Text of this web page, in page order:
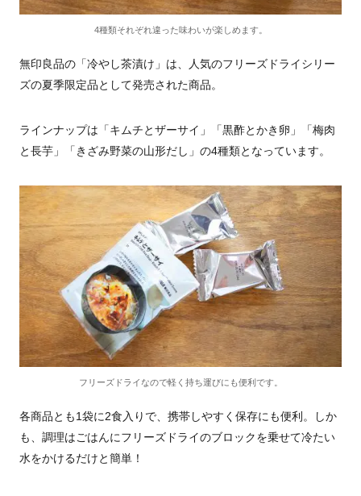
4種類それぞれ違った味わいが楽しめます。
無印良品の「冷やし茶漬け」は、人気のフリーズドライシリー
ズの夏季限定品として発売された商品。
ラインナップは「キムチとザーサイ」「黒酢とかき卵」「梅肉
と長芋」「きざみ野菜の山形だし」の4種類となっています。
フリーズドライなので軽く持ち運びにも便利です。
各商品とも1袋に2食入りで、携帯しやすく保存にも便利。しか
も、調理はごはんにフリーズドライのブロックを乗せて冷たい
水をかけるだけと簡単！